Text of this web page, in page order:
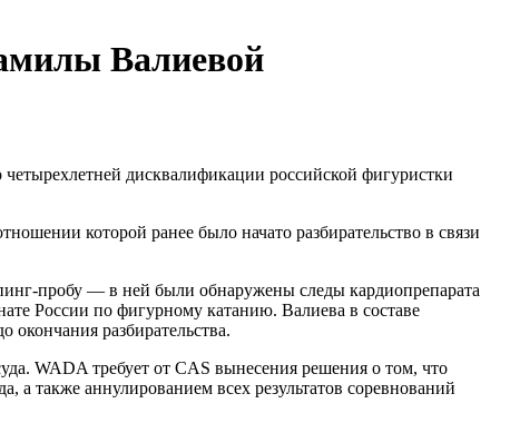
Валиевой
дисквалификации российской фигуристки
которой ранее было начато разбирательство в связи
пробу — в ней были обнаружены следы кардиопрепарата
России по фигурному катанию. Валиева в составе
разбирательства.
WADA требует от CAS вынесения решения о том, что
а также аннулированием всех результатов соревнований